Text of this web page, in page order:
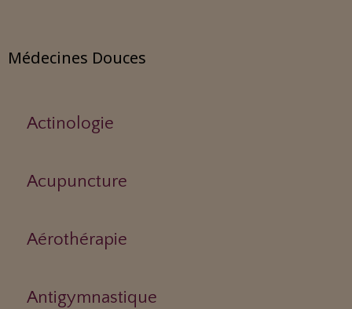
Médecines Douces
Actinologie
Acupuncture
Aérothérapie
Antigymnastique